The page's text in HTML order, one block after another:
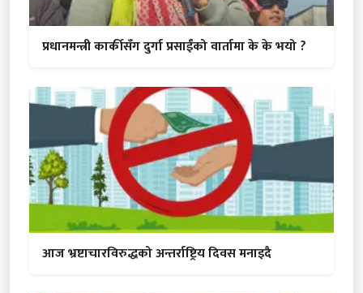
प्रधानमन्त्री कार्कीसँग दुर्गा प्रसाईंको वार्तामा के के भयो ?
आज भ्रष्टाचारविरुद्धको अन्तर्राष्ट्रिय दिवस मनाइदै